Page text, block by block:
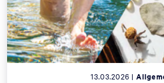
13.03.2026 |